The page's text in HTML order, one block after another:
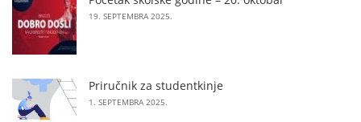
19. SEPTEMBRA 2025.
Priručnik za studentkinje
1. SEPTEMBRA 2025.